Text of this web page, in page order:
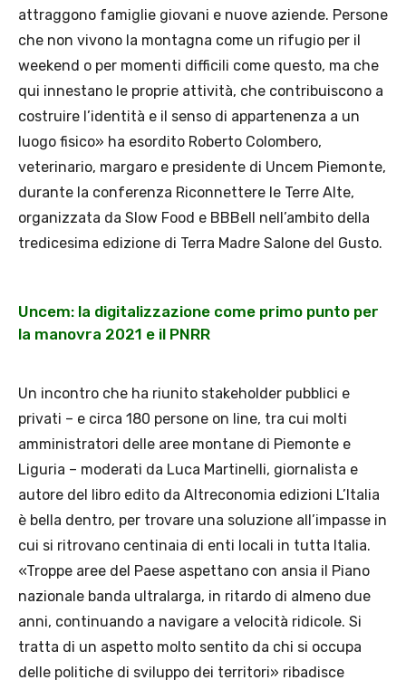
attraggono famiglie giovani e nuove aziende. Persone
che non vivono la montagna come un rifugio per il
weekend o per momenti difficili come questo, ma che
qui innestano le proprie attività, che contribuiscono a
costruire l’identità e il senso di appartenenza a un
luogo fisico» ha esordito Roberto Colombero,
veterinario, margaro e presidente di Uncem Piemonte,
durante la conferenza Riconnettere le Terre Alte,
organizzata da Slow Food e BBBell nell’ambito della
tredicesima edizione di Terra Madre Salone del Gusto.
Uncem: la digitalizzazione come primo punto per
la manovra 2021 e il PNRR
Un incontro che ha riunito stakeholder pubblici e
privati – e circa 180 persone on line, tra cui molti
amministratori delle aree montane di Piemonte e
Liguria – moderati da Luca Martinelli, giornalista e
autore del libro edito da Altreconomia edizioni L’Italia
è bella dentro, per trovare una soluzione all’impasse in
cui si ritrovano centinaia di enti locali in tutta Italia.
«Troppe aree del Paese aspettano con ansia il Piano
nazionale banda ultralarga, in ritardo di almeno due
anni, continuando a navigare a velocità ridicole. Si
tratta di un aspetto molto sentito da chi si occupa
delle politiche di sviluppo dei territori» ribadisce